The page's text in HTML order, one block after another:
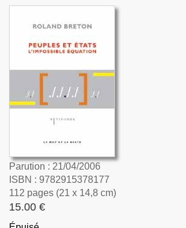
Parution : 21/04/2006
ISBN : 9782915378177
112 pages (21 x 14,8 cm)
15.00 €